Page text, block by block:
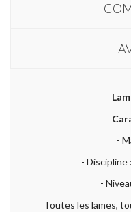
-
-
-
Toutes les lames,